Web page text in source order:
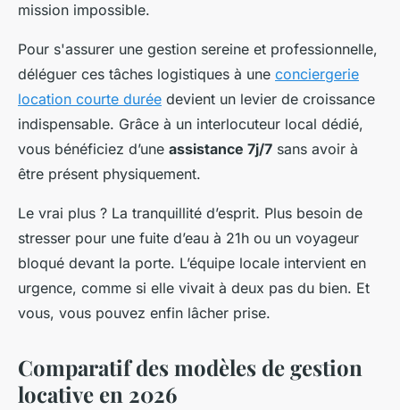
mission impossible.
Pour s'assurer une gestion sereine et professionnelle,
déléguer ces tâches logistiques à une conciergerie
location courte durée devient un levier de croissance
indispensable. Grâce à un interlocuteur local dédié,
vous bénéficiez d’une assistance 7j/7 sans avoir à
être présent physiquement.
Le vrai plus ? La tranquillité d’esprit. Plus besoin de
stresser pour une fuite d’eau à 21h ou un voyageur
bloqué devant la porte. L’équipe locale intervient en
urgence, comme si elle vivait à deux pas du bien. Et
vous, vous pouvez enfin lâcher prise.
Comparatif des modèles de gestion
locative en 2026